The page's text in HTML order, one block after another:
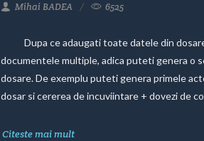
Mihai BADEA 6525
Dupa ce adaugati toate datele din
documentele multiple, adica puteti genera o
dosare. De exemplu puteti genera primele
dosar si cererea de incuviintare + dovezi de
Citeste mai mult